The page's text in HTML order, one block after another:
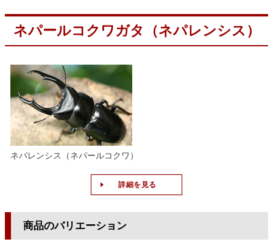
ネパールコクワガタ（ネパレンシス）
ネパレンシス（ネパールコクワ）
詳細を見る
商品のバリエーション